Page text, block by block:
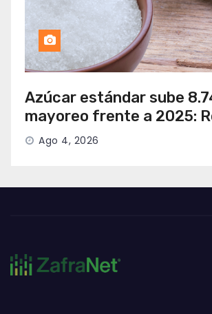
Azúcar estándar sube
mayoreo frente a 2025:
Ago 4, 2026